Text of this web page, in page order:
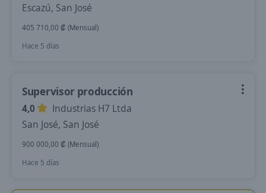
Escazú, San José
405 710,00 ₡ (Mensual)
Hace 5 días
Supervisor producción
4,0
Industrias H7 Ltda
San José, San José
900 000,00 ₡ (Mensual)
Hace 5 días